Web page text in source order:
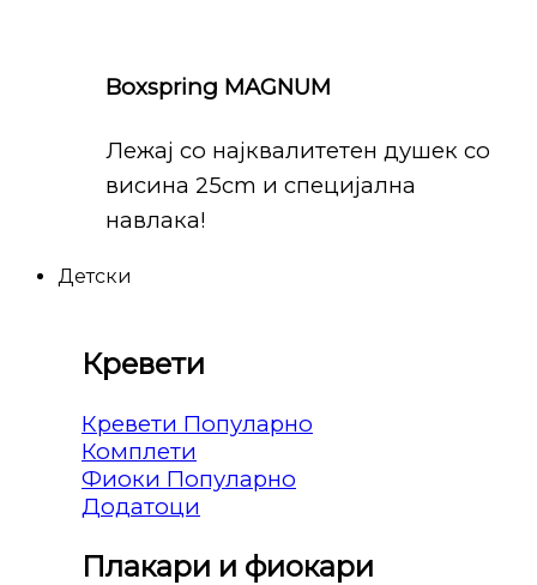
Boxspring MAGNUM
Лежај со најквалитетен душек со
висина 25cm и специјална
навлака!
Детски
Кревети
Кревети
Комплети
Фиоки
Додатоци
Плакари и фиокари